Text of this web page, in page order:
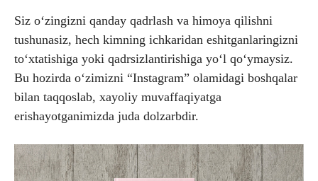
Siz o‘zingizni qanday qadrlash va himoya qilishni
tushunasiz, hech kimning ichkaridan eshitganlaringizni
to‘xtatishiga yoki qadrsizlantirishiga yo‘l qo‘ymaysiz.
Bu hozirda o‘zimizni “Instagram” olamidagi boshqalar
bilan taqqoslab, xayoliy muvaffaqiyatga
erishayotganimizda juda dolzarbdir.